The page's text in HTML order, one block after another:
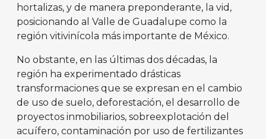
hortalizas, y de manera preponderante, la vid,
posicionando al Valle de Guadalupe como la
región vitivinícola más importante de México.
No obstante, en las últimas dos décadas, la
región ha experimentado drásticas
transformaciones que se expresan en el cambio
de uso de suelo, deforestación, el desarrollo de
proyectos inmobiliarios, sobreexplotación del
acuífero, contaminación por uso de fertilizantes